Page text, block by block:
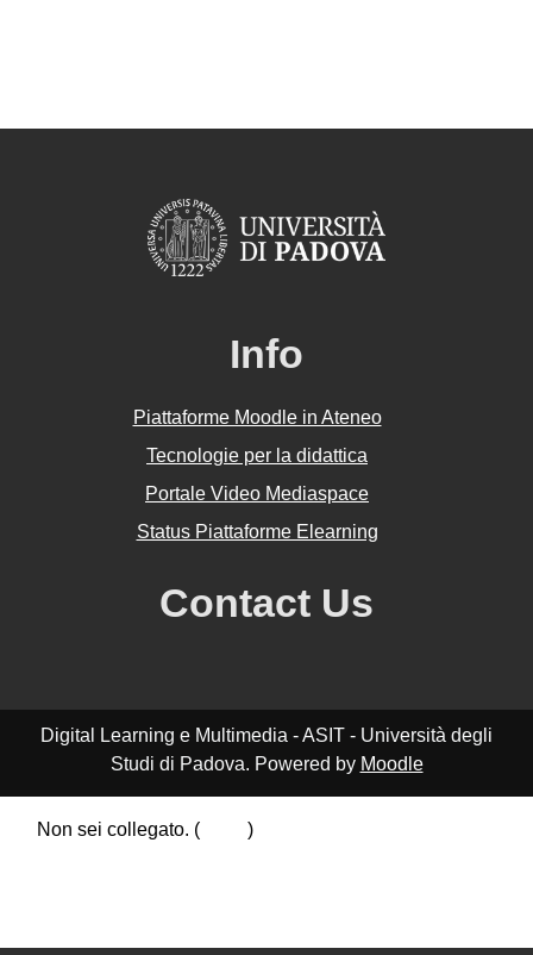
Info
Piattaforme Moodle in Ateneo
Tecnologie per la didattica
Portale Video Mediaspace
Status Piattaforme Elearning
Contact Us
Digital Learning e Multimedia - ASIT - Università degli
Studi di Padova. Powered by Moodle
Non sei collegato. (
)
Passa al tema standard